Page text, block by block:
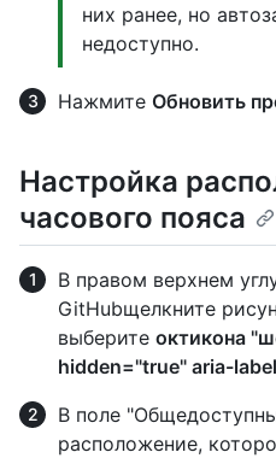
них ранее, но
недоступно.
Нажмите Обновить
Настройка
часового пояса
В правом верхнем
GitHubщелкните
выберите октикона
hidden="true" aria-
В поле
расположение,